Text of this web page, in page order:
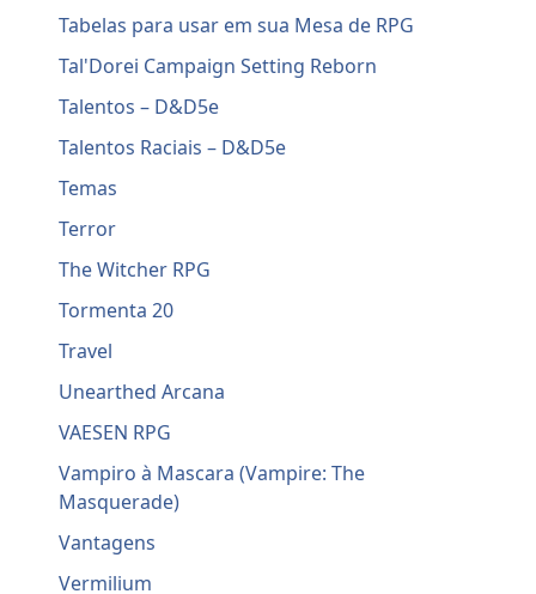
Tabelas para usar em sua Mesa de RPG
Tal'Dorei Campaign Setting Reborn
Talentos – D&D5e
Talentos Raciais – D&D5e
Temas
Terror
The Witcher RPG
Tormenta 20
Travel
Unearthed Arcana
VAESEN RPG
Vampiro à Mascara (Vampire: The
Masquerade)
Vantagens
Vermilium